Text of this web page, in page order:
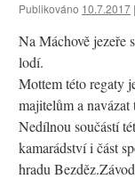
Publikováno 10.7.2017 |
Na Máchově jezeře
lodí.
Mottem této regaty
majitelům a
Nedílnou součástí
kamarádství i část
hradu